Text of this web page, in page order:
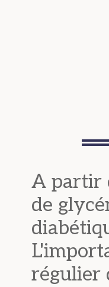
A partir
de
régulier